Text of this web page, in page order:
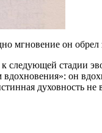
мгновение он обрел
стадии
он
духовность не